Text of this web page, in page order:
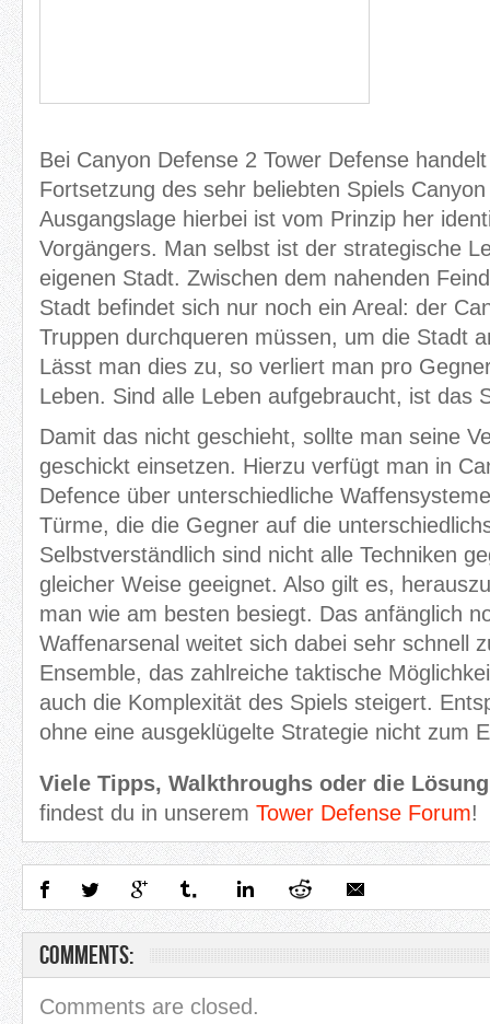
Bei Canyon Defense 2 Tower Defense
Fortsetzung des sehr beliebten Spiels
Ausgangslage hierbei ist vom Prinzip her
Vorgängers. Man selbst ist der strategische
eigenen Stadt. Zwischen dem nahenden
Stadt befindet sich nur noch ein Areal: der
Truppen durchqueren müssen, um die Stadt
Lässt man dies zu, so verliert man pro
Leben. Sind alle Leben aufgebraucht, ist das
Damit das nicht geschieht, sollte man seine
geschickt einsetzen. Hierzu verfügt man in
Defence über unterschiedliche
Türme, die die Gegner auf die
Selbstverständlich sind nicht alle Techniken
gleicher Weise geeignet. Also gilt es,
man wie am besten besiegt. Das anfänglich
Waffenarsenal weitet sich dabei sehr schnell
Ensemble, das zahlreiche taktische
auch die Komplexität des Spiels steigert.
ohne eine ausgeklügelte Strategie nicht zum
Viele Tipps, Walkthroughs oder die
findest du in unserem Tower Defense Forum!
Comments:
Comments are closed.